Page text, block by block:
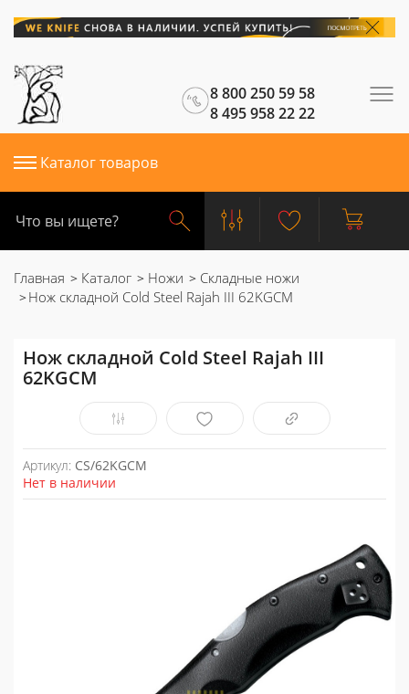
8 800 250 59 58
8 495 958 22 22
Каталог товаров
Главная Каталог Ножи
Складные ножи
Нож складной Cold Steel Rajah III 62KGCM
Нож складной Cold Steel Rajah III
62KGCM
Артикул: CS/62KGCM
Нет в наличии